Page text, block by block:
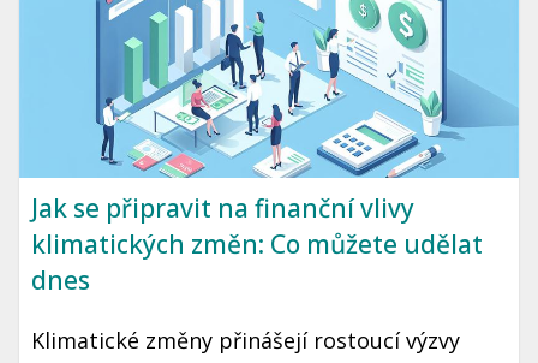
Jak se připravit na finanční vlivy
klimatických změn: Co můžete udělat
dnes
Klimatické změny přinášejí rostoucí výzvy